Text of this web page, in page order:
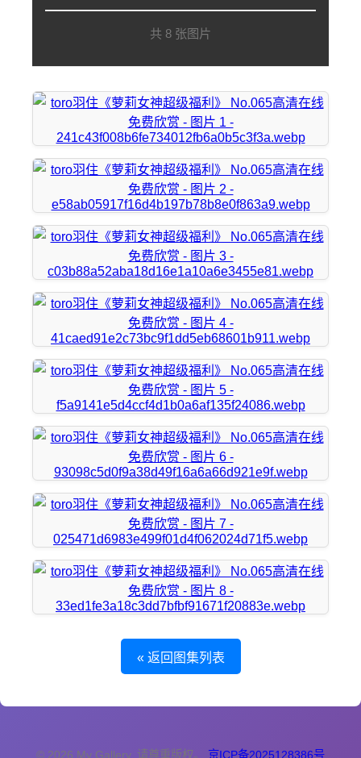
共 8 张图片
« 返回图集列表
© 2026 My Gallery. 请尊重版权。 京ICP备2025128386号